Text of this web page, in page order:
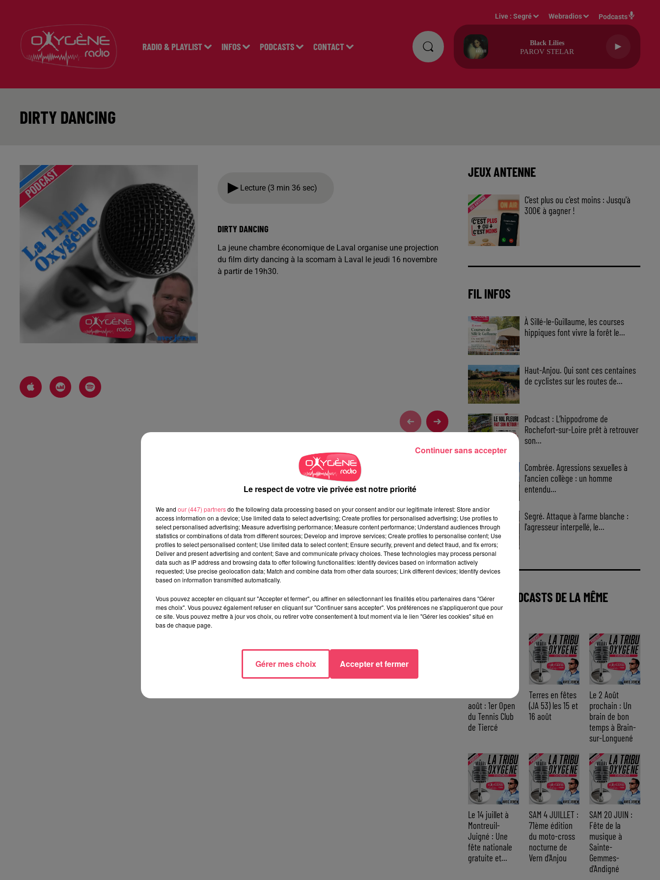
RADIO & PLAYLIST INFOS PODCASTS CONTACT
Live :Segré Webradios Podcasts
Black Lilies
PAROV STELAR
DIRTY DANCING
Lecture (3 min 36 sec)
DIRTY DANCING
La jeune chambre économique de Laval organise une projection
du film dirty dancing à la scomam à Laval le jeudi 16 novembre
à partir de 19h30.
JEUX ANTENNE
C'est plus ou c'est moins : Jusqu'à
300€ à gagner !
FIL INFOS
À Sillé-le-Guillaume, les courses
hippiques font vivre la forêt le...
Haut-Anjou. Qui sont ces centaines
de cyclistes sur les routes de...
Podcast : L’hippodrome de
Rochefort-sur-Loire prêt à retrouver
son...
Combrée. Agressions sexuelles à
l'ancien collège : un homme
entendu...
Segré. Attaque à l'arme blanche :
l'agresseur interpellé, le...
AUTRES PODCASTS DE LA MÊME
CATÉGORIE
août : 1er Open
du Tennis Club
de Tiercé
Terres en fêtes
(JA 53) les 15 et
16 août
Le 2 Août
prochain : Un
brain de bon
temps à Brain-
sur-Longuené
Le 14 juillet à
Montreuil-
Juigné : Une
fête nationale
gratuite et...
SAM 4 JUILLET :
71ème édition
du moto-cross
nocturne de
Vern d'Anjou
SAM 20 JUIN :
Fête de la
musique à
Sainte-
Gemmes-
d’Andigné
Le respect de votre vie privée est notre priorité
We and our (447) partnersdo the following data processing based on your consent and/or our legitimate interest: Store and/or
access information on a device; Use limited data to select advertising; Create profiles for personalised advertising; Use profiles to
select personalised advertising; Measure advertising performance; Measure content performance; Understand audiences through
statistics or combinations of data from different sources; Develop and improve services; Create profiles to personalise content; Use
profiles to select personalised content; Use limited data to select content; Ensure security, prevent and detect fraud, and fix errors;
Deliver and present advertising and content; Save and communicate privacy choices. These technologies may process personal
data such as IP address and browsing data to offer following functionalities: Identify devices based on information actively
requested; Use precise geolocation data; Match and combine data from other data sources; Link different devices; Identify devices
based on information transmitted automatically.
Vous pouvez accepter en cliquant sur "Accepter et fermer", ou affiner en sélectionnant les finalités et/ou partenaires dans "Gérer
mes choix". Vous pouvez également refuser en cliquant sur "Continuer sans accepter". Vos préférences ne s'appliqueront que pour
ce site. Vous pouvez mettre à jour vos choix, ou retirer votre consentement à tout moment via le lien "Gérer les cookies" situé en
bas de chaque page.
Gérer mes choix Accepter et fermer
Continuer sans accepter